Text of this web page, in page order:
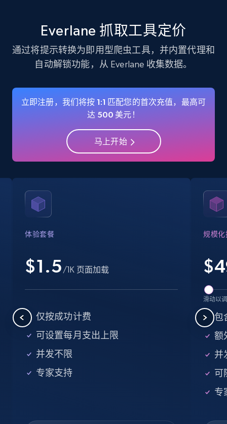
Instagram - Profiles - Collect profile
business account, Is professional account, Is
verified, and more.
3.4K+ 注册使用
Crunchbase companies information
Name, URL, ID, Cb rank, Region, About,
Searching data by keyword
Name, URL, ID, Cb rank, Region, About,
Industries, Operating status, and more.
Everlane 抓取工具定价
通过将提示转换为即用型爬虫工具，并内置代理和
自动解锁功能，从 Everlane 收集数据。
立即注册，我们将按 1:1 匹配您的首次充值，最高可
达 500 美元！
马上开始
体验套餐
$1.5 /1K 页面加载
仅按成功计费
可设置每月支出上限
并发不限
专家支持
规模化
$
滑动以
包
额
并
可
专